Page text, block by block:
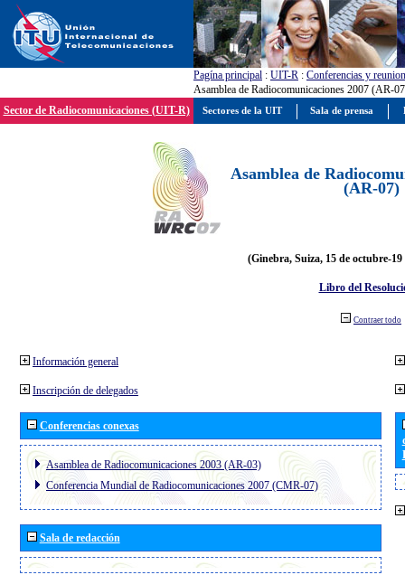
Pagína principal : UIT-R : Conferencias y
Asamblea de Radiocomunicaciones 2007 (AR-
Sector de Radiocomunicaciones (UIT-R)
Asamblea de
(AR-07)
(Ginebra, Suiza, 15 de octubre-19
Libro del
Contraer todo
Información general
Inscripción de delegados
Conferencias conexas
Asamblea de Radiocomunicaciones 2003 (AR-03)
Conferencia Mundial de Radiocomunicaciones 2007 (CMR-07)
Sala de redacción
Sectores de la UIT Sala de prensa